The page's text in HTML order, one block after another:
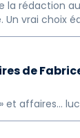
la rédaction
vrai choix
de
et affaires...